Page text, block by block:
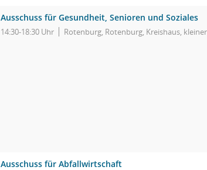
Ausschuss für Gesundheit, Senioren und Soziales
14:30-18:30 Uhr Rotenburg, Rotenburg, Kreishaus,
Ausschuss für Abfallwirtschaft